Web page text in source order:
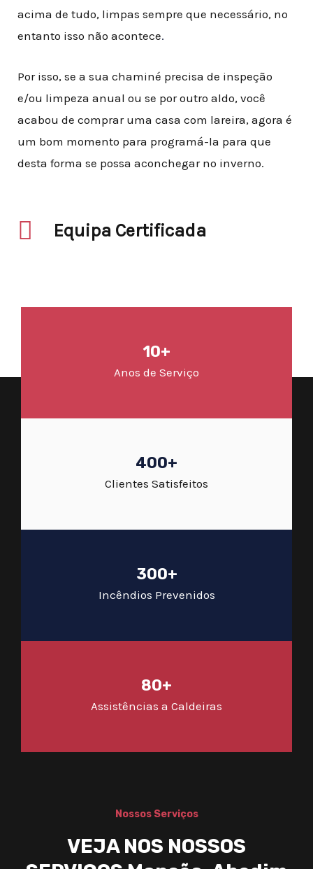
acima de tudo, limpas sempre que necessário, no
entanto isso não acontece.
Por isso, se a sua chaminé precisa de inspeção
e/ou limpeza anual ou se por outro aldo, você
acabou de comprar uma casa com lareira, agora é
um bom momento para programá-la para que
desta forma se possa aconchegar no inverno.
Equipa Certificada
10+
Anos de Serviço
400+
Clientes Satisfeitos
300+
Incêndios Prevenidos
80+
Assistências a Caldeiras
Nossos Serviços
VEJA NOS NOSSOS